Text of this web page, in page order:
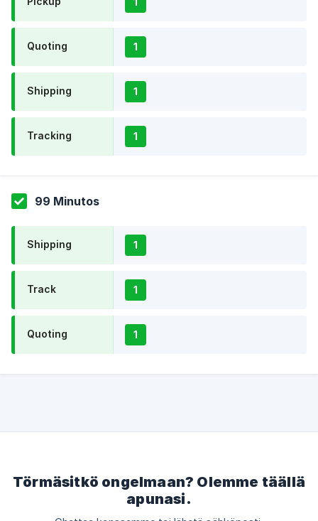
Quoting 1
Shipping 1
Tracking 1
99 Minutos
Shipping 1
Track 1
Quoting 1
Törmäsitkö ongelmaan? Olemme täällä
apunasi.